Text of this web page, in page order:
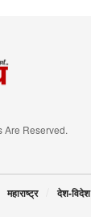
Are Reserved.
महाराष्ट्र देश-विदेश